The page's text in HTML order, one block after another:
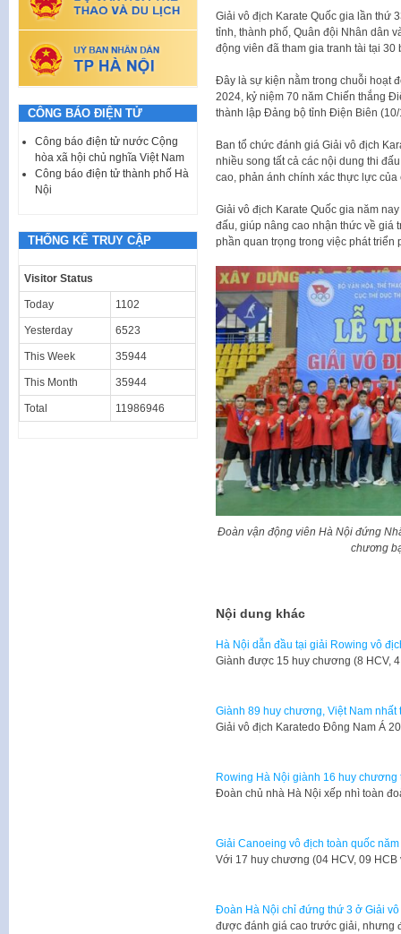
Giải vô địch Karate Quốc gia lần thứ
tỉnh, thành phố, Quân đội Nhân dân
động viên đã tham gia tranh tài tại
Đây là sự kiện nằm trong chuỗi hoạt
2024, kỷ niệm 70 năm Chiến thắng
thành lập Đảng bộ tỉnh Điện Biên
Ban tổ chức đánh giá Giải vô địch
nhiều song tất cả các nội dung thi
cao, phản ánh chính xác thực lực của
Giải vô địch Karate Quốc gia năm
đấu, giúp nâng cao nhận thức về giá
phần quan trọng trong việc phát triển
Đoàn vận động viên Hà Nội đứng
chương
Nội dung khác
Hà Nội dẫn đầu tại giải Rowing vô
Giành được 15 huy chương (8 HCV,
Giành 89 huy chương, Việt Nam
Giải vô địch Karatedo Đông Nam Á
Rowing Hà Nội giành 16 huy chương
Đoàn chủ nhà Hà Nội xếp nhì toàn
Giải Canoeing vô địch toàn quốc
Với 17 huy chương (04 HCV, 09
Đoàn Hà Nội chỉ đứng thứ 3 ở Giải
được đánh giá cao trước giải, nhưng
CÔNG BÁO ĐIỆN TỬ
Công báo điện tử nước Cộng
hòa xã hội chủ nghĩa Việt Nam
Công báo điện tử thành phố Hà
Nội
THỐNG KÊ TRUY CẬP
Visitor Status
Today 1102
Yesterday 6523
This Week 35944
This Month 35944
Total 11986946